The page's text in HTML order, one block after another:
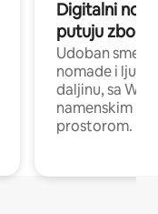
Digitalni
putuju zbog
Udoban
nomade i ljude
daljinu, sa Wi-
namenskim
prostorom.